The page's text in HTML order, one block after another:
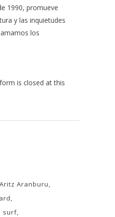
1990, promueve
y las inquietudes
los
is closed at this
Aritz Aranburu
surf